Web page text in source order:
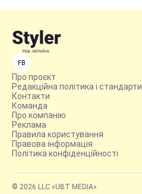
FB
Про проєкт
Редакційна політика і стандарти
Контакти
Команда
Про компанію
Реклама
Правила користування
Правова інформація
Політика конфіденційності
© 2026 LLC «UBT MEDIA»